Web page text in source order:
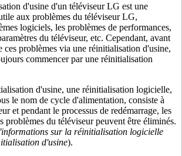
d'usine d'un téléviseur LG est une
aux problèmes du téléviseur LG,
logiciels, les problèmes de performances,
du téléviseur, etc. Cependant, avant
ces problèmes via une réinitialisation d'usine,
commencer par une réinitialisation
d'usine, une réinitialisation logicielle,
le nom de cycle d'alimentation, consiste à
et pendant le processus de redémarrage, les
problèmes du téléviseur peuvent être éliminés.
sur la réinitialisation logicielle
d'usine).